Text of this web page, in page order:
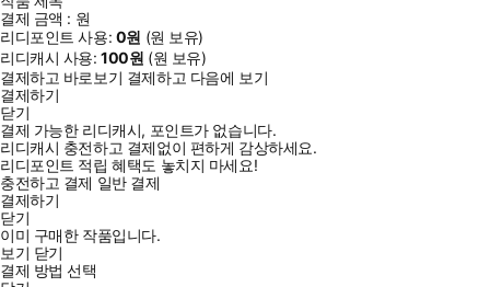
결제 금액 : 원
리디포인트 사용: 0원 (원 보유)
리디캐시 사용:100원 (원 보유)
결제하고 바로보기 결제하고 다음에 보기
결제하기
닫기
결제 가능한 리디캐시, 포인트가 없습니다.
리디캐시 충전하고 결제없이 편하게 감상하세요.
리디포인트 적립 혜택도 놓치지 마세요!
충전하고 결제 일반 결제
결제하기
닫기
이미 구매한 작품입니다.
보기 닫기
결제 방법 선택